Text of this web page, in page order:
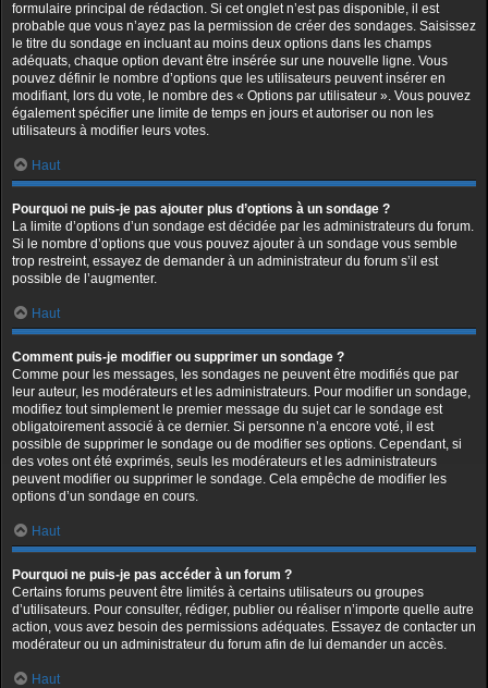
formulaire principal de rédaction. Si cet onglet n’est pas disponible, il est
probable que vous n’ayez pas la permission de créer des sondages. Saisissez
le titre du sondage en incluant au moins deux options dans les champs
adéquats, chaque option devant être insérée sur une nouvelle ligne. Vous
pouvez définir le nombre d’options que les utilisateurs peuvent insérer en
modifiant, lors du vote, le nombre des « Options par utilisateur ». Vous pouvez
également spécifier une limite de temps en jours et autoriser ou non les
utilisateurs à modifier leurs votes.
Haut
Pourquoi ne puis-je pas ajouter plus d’options à un sondage ?
La limite d’options d’un sondage est décidée par les administrateurs du forum.
Si le nombre d’options que vous pouvez ajouter à un sondage vous semble
trop restreint, essayez de demander à un administrateur du forum s’il est
possible de l’augmenter.
Haut
Comment puis-je modifier ou supprimer un sondage ?
Comme pour les messages, les sondages ne peuvent être modifiés que par
leur auteur, les modérateurs et les administrateurs. Pour modifier un sondage,
modifiez tout simplement le premier message du sujet car le sondage est
obligatoirement associé à ce dernier. Si personne n’a encore voté, il est
possible de supprimer le sondage ou de modifier ses options. Cependant, si
des votes ont été exprimés, seuls les modérateurs et les administrateurs
peuvent modifier ou supprimer le sondage. Cela empêche de modifier les
options d’un sondage en cours.
Haut
Pourquoi ne puis-je pas accéder à un forum ?
Certains forums peuvent être limités à certains utilisateurs ou groupes
d’utilisateurs. Pour consulter, rédiger, publier ou réaliser n’importe quelle autre
action, vous avez besoin des permissions adéquates. Essayez de contacter un
modérateur ou un administrateur du forum afin de lui demander un accès.
Haut